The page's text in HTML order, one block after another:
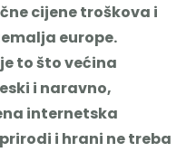
cijene troškova i
europe.
to što većina
i naravno,
internetska
i hrani ne treba